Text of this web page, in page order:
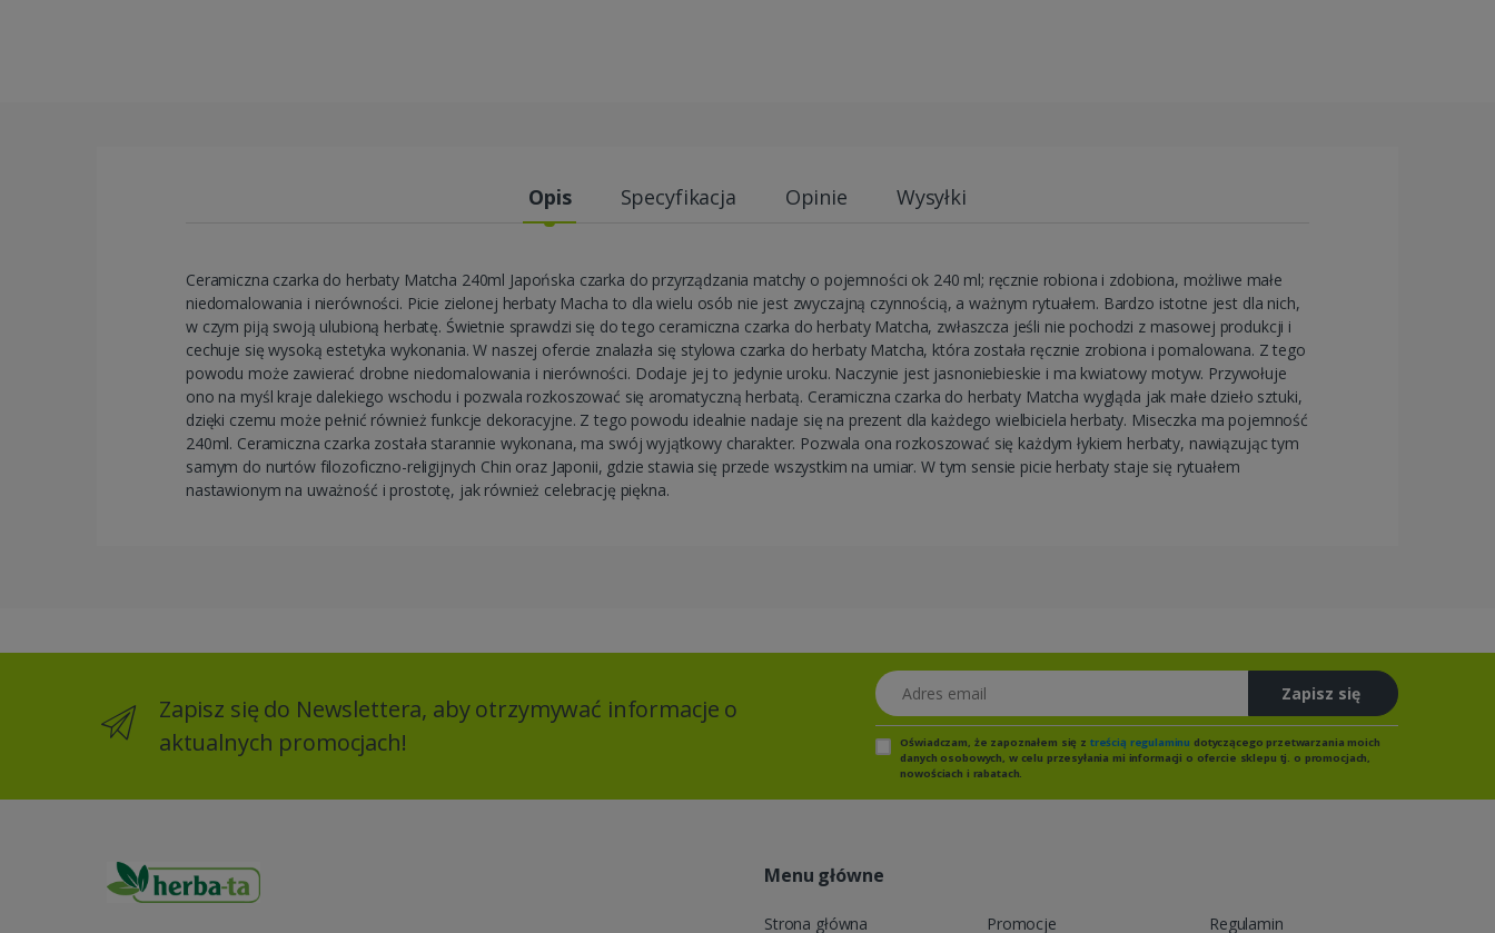
Opis Specyfikacja Opinie Wysyłki
Ceramiczna czarka do herbaty Matcha 240ml Japońska czarka do przyrządzania matchy o pojemności ok 240 ml; ręcznie robiona i zdobiona, możliwe małe
niedomalowania i nierówności. Picie zielonej herbaty Macha to dla wielu osób nie jest zwyczajną czynnością, a ważnym rytuałem. Bardzo istotne jest dla nich,
w czym piją swoją ulubioną herbatę. Świetnie sprawdzi się do tego ceramiczna czarka do herbaty Matcha, zwłaszcza jeśli nie pochodzi z masowej produkcji i
cechuje się wysoką estetyka wykonania. W naszej ofercie znalazła się stylowa czarka do herbaty Matcha, która została ręcznie zrobiona i pomalowana. Z tego
powodu może zawierać drobne niedomalowania i nierówności. Dodaje jej to jedynie uroku. Naczynie jest jasnoniebieskie i ma kwiatowy motyw. Przywołuje
ono na myśl kraje dalekiego wschodu i pozwala rozkoszować się aromatyczną herbatą. Ceramiczna czarka do herbaty Matcha wygląda jak małe dzieło sztuki,
dzięki czemu może pełnić również funkcje dekoracyjne. Z tego powodu idealnie nadaje się na prezent dla każdego wielbiciela herbaty. Miseczka ma pojemność
240ml. Ceramiczna czarka została starannie wykonana, ma swój wyjątkowy charakter. Pozwala ona rozkoszować się każdym łykiem herbaty, nawiązując tym
samym do nurtów filozoficzno-religijnych Chin oraz Japonii, gdzie stawia się przede wszystkim na umiar. W tym sensie picie herbaty staje się rytuałem
nastawionym na uważność i prostotę, jak również celebrację piękna.
Zapisz się do Newslettera, aby otrzymywać informacje o
aktualnych promocjach!
Adres email
Zapisz się
Oświadczam, że zapoznałem się z treścią regulaminu dotyczącego przetwarzania moich
danych osobowych, w celu przesyłania mi informacji o ofercie sklepu tj. o promocjach,
nowościach i rabatach.
Menu główne
Strona główna Promocje Regulamin